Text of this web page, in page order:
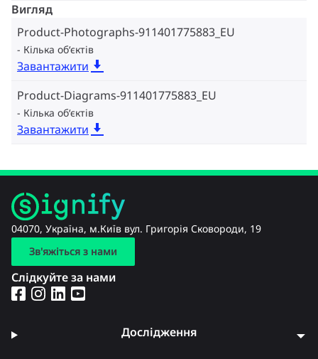
Вигляд
Product-Photographs-911401775883_EU
Кілька об‘єктів
Завантажити
Product-Diagrams-911401775883_EU
Кілька об‘єктів
Завантажити
04070, Україна, м.Київ вул. Григорія Сковороди, 19
Зв'яжіться з нами
Слідкуйте за нами
Дослідження